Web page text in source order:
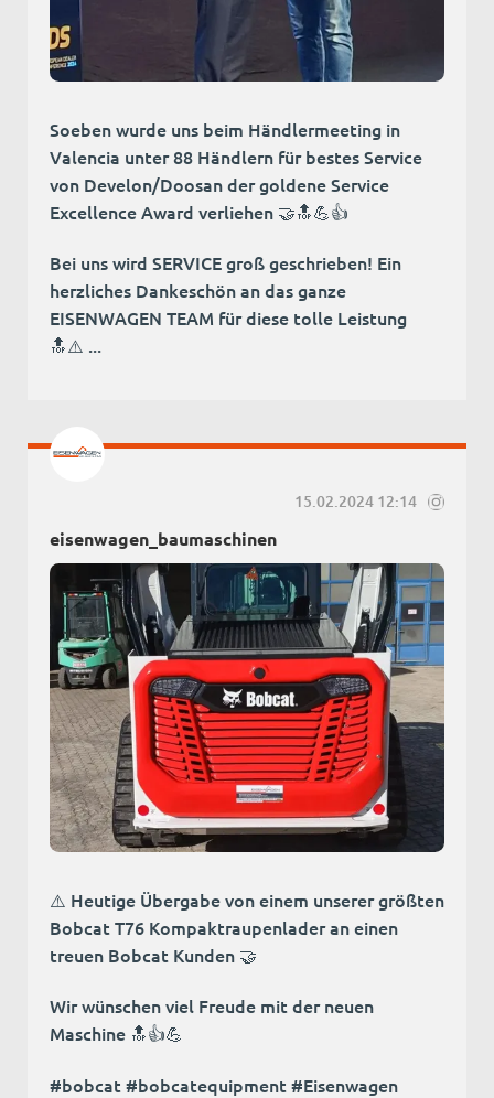
Soeben wurde uns beim Händlermeeting in
Valencia unter 88 Händlern für bestes Service
von Develon/Doosan der goldene Service
Excellence Award verliehen 🤝🔝💪👍
Bei uns wird SERVICE groß geschrieben! Ein
herzliches Dankeschön an das ganze
EISENWAGEN TEAM für diese tolle Leistung
🔝⚠️ ...
15.02.2024 12:14
eisenwagen_baumaschinen
⚠️ Heutige Übergabe von einem unserer größten
Bobcat T76 Kompaktraupenlader an einen
treuen Bobcat Kunden 🤝
Wir wünschen viel Freude mit der neuen
Maschine 🔝👍💪
#bobcat #bobcatequipment #Eisenwagen